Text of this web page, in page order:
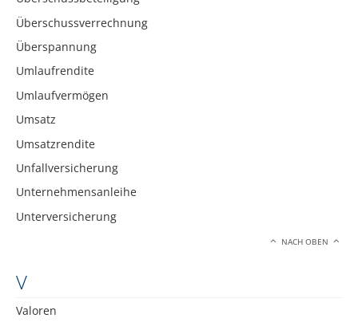
Überschussverrechnung
Überspannung
Umlaufrendite
Umlaufvermögen
Umsatz
Umsatzrendite
Unfallversicherung
Unternehmensanleihe
Unterversicherung
NACH OBEN
V
Valoren